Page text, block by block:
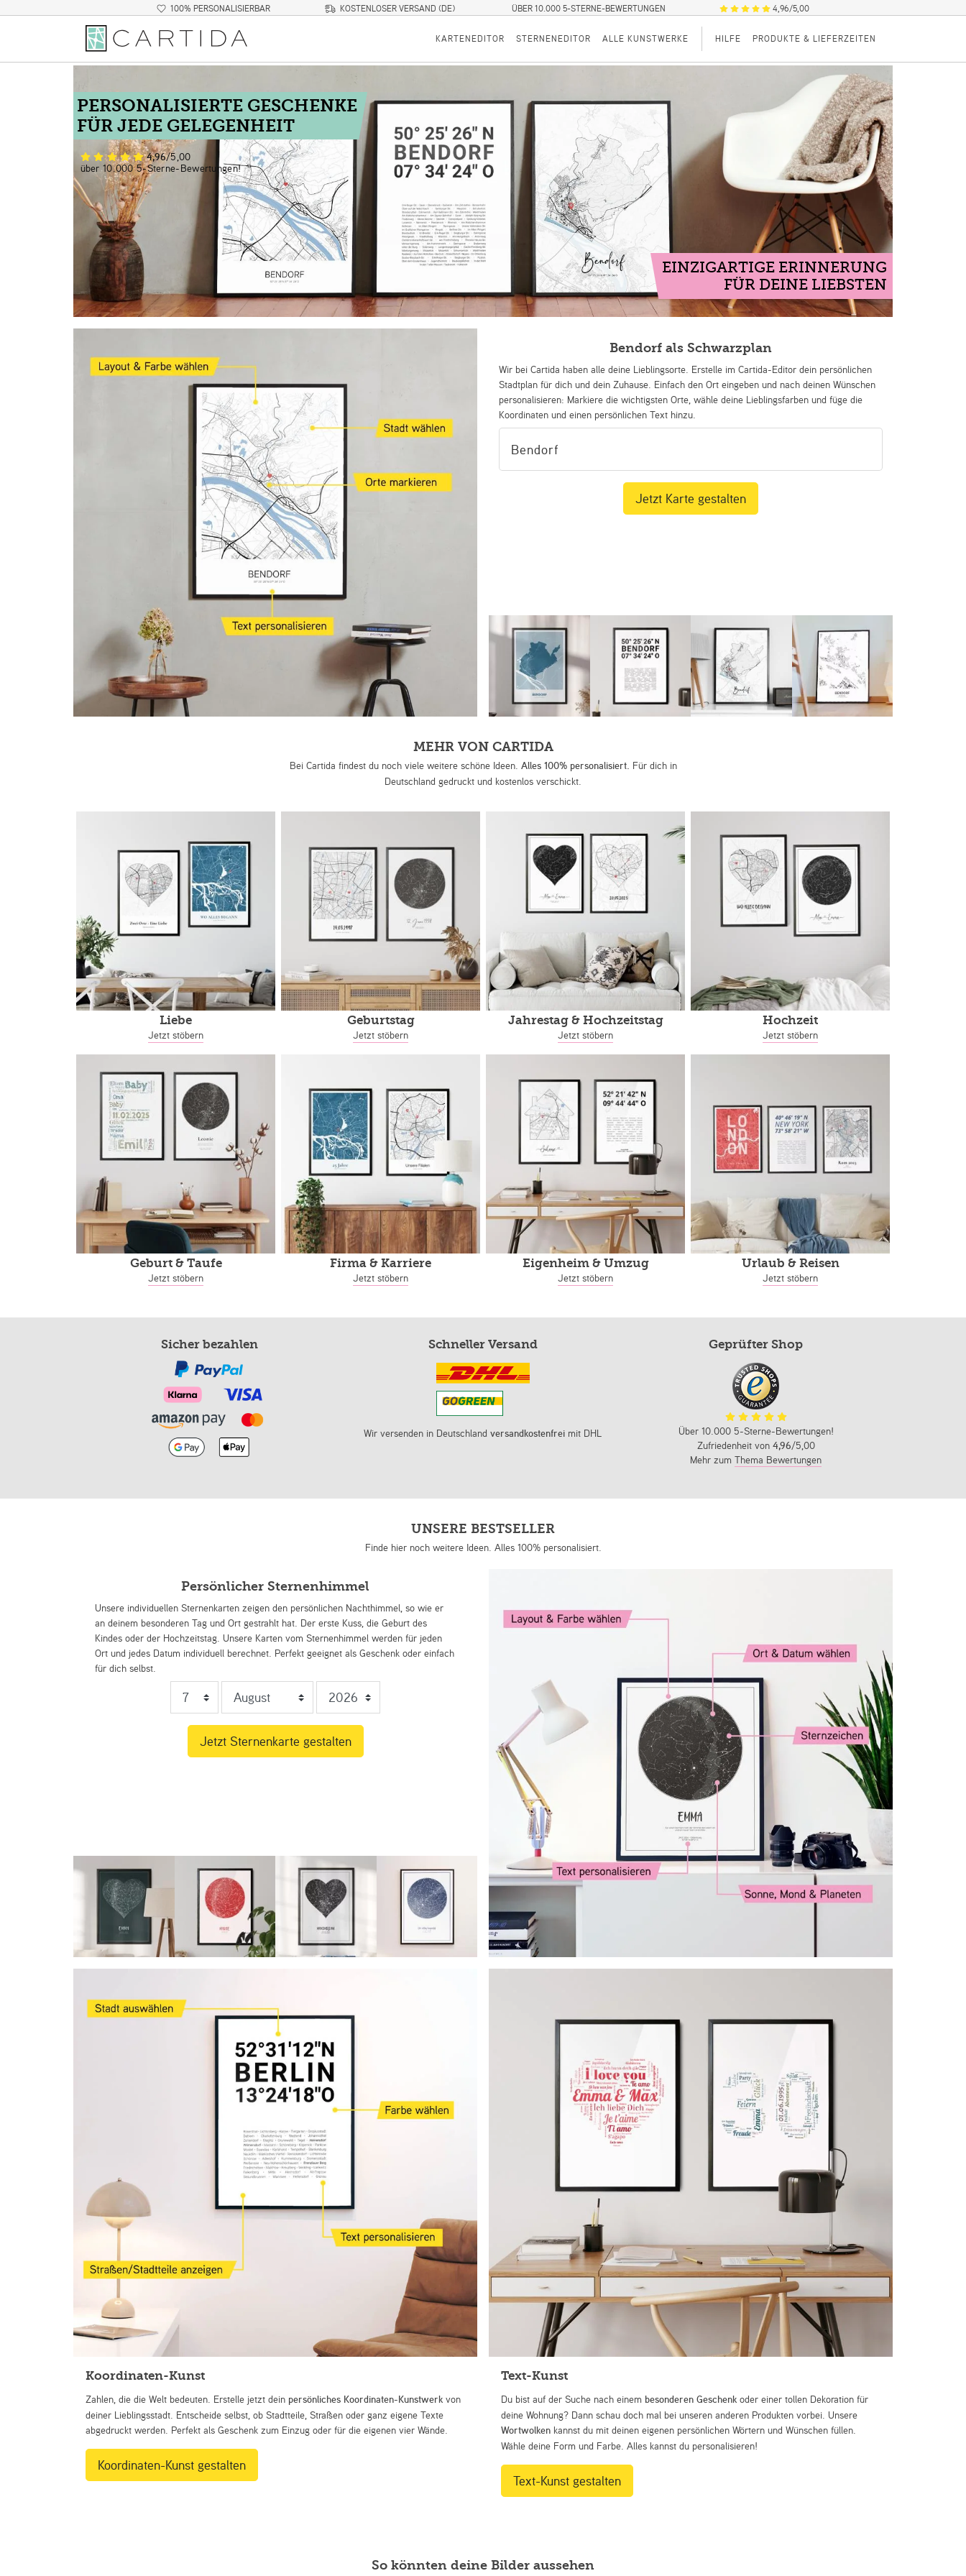
100% PERSONALISIERBAR KOSTENLOSER VERSAND (DE) ÜBER 10.000 5-STERNE-BEWERTUNGEN 4,96/5,00
KARTENEDITOR STERNENEDITOR ALLE KUNSTWERKE HILFE PRODUKTE & LIEFERZEITEN
PERSONALISIERTE GESCHENKE
FÜR JEDE GELEGENHEIT
4,96/5,00
über 10.000 5-Sterne-Bewertungen!
EINZIGARTIGE ERINNERUNG
FÜR DEINE LIEBSTEN
Bendorf als Schwarzplan
Wir bei Cartida haben alle deine Lieblingsorte. Erstelle im Cartida-Editor dein persönlichen
Stadtplan für dich und dein Zuhause. Einfach den Ort eingeben und nach deinen Wünschen
personalisieren: Markiere die wichtigsten Orte, wähle deine Lieblingsfarben und füge die
Koordinaten und einen persönlichen Text hinzu.
Jetzt Karte gestalten
MEHR VON CARTIDA
Bei Cartida findest du noch viele weitere schöne Ideen. Alles 100% personalisiert. Für dich in
Deutschland gedruckt und kostenlos verschickt.
Liebe
Jetzt stöbern
Geburtstag
Jetzt stöbern
Jahrestag& Hochzeitstag
Jetzt stöbern
Hochzeit
Jetzt stöbern
Geburt & Taufe
Jetzt stöbern
Firma & Karriere
Jetzt stöbern
Eigenheim& Umzug
Jetzt stöbern
Urlaub & Reisen
Jetzt stöbern
Sicher bezahlen Schneller Versand
Wir versenden in Deutschlandversandkostenfrei mit DHL
Geprüfter Shop
Über 10.000 5-Sterne-Bewertungen!
Zufriedenheit von 4,96/5,00
Mehr zumThema Bewertungen
UNSERE BESTSELLER
Finde hier noch weitere Ideen. Alles 100% personalisiert.
Persönlicher Sternenhimmel
Unsere individuellen Sternenkarten zeigen den persönlichen Nachthimmel, so wie er
an deinem besonderen Tag und Ort gestrahlt hat. Der erste Kuss, die Geburt des
Kindes oder der Hochzeitstag. Unsere Karten vom Sternenhimmel werden für jeden
Ort und jedes Datum individuell berechnet. Perfekt geeignet als Geschenk oder einfach
für dich selbst.
Koordinaten-Kunst
Zahlen, die die Welt bedeuten. Erstelle jetzt dein persönliches Koordinaten-Kunstwerk von
deiner Lieblingsstadt. Entscheide selbst, ob Stadtteile, Straßen oder ganz eigene Texte
abgedruckt werden. Perfekt als Geschenk zum Einzug oder für die eigenen vier Wände.
Koordinaten-Kunst gestalten
Text-Kunst
Du bist auf der Suche nach einem besonderen Geschenk oder einer tollen Dekoration für
deine Wohnung? Dann schau doch mal bei unseren anderen Produkten vorbei. Unsere
Wortwolken kannst du mit deinen eigenen persönlichen Wörtern und Wünschen füllen.
Wähle deine Form und Farbe. Alles kannst du personalisieren!
Text-Kunst gestalten
So könnten deine Bilder aussehen